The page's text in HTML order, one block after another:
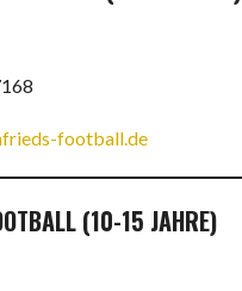
football.de
(10-15 JAHRE)